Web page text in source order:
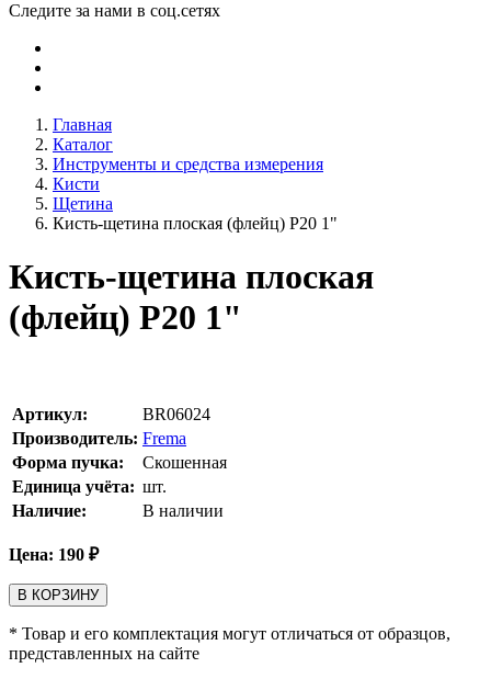
Следите за нами в соц.сетях
Главная
Каталог
Инструменты и средства измерения
Кисти
Щетина
Кисть-щетина плоская (флейц) Р20 1"
Кисть-щетина плоская
(флейц) Р20 1"
Артикул:
BR06024
Производитель: Frema
Форма пучка:
Скошенная
Единица учёта: шт.
Наличие:
В наличии
Цена: 190 ₽
В КОРЗИНУ
* Товар и его комплектация могут отличаться от образцов,
представленных на сайте